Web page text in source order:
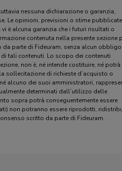
nessuna dichiarazione o garanzia,
Le opinioni, previsioni o stime
è alcuna garanzia che i futuri risultati o
contenuta nella presente sezione
parte di Fideuram, senza alcun
tali contenuti. Lo scopo dei contenuti
non è, né intende costituire, né potrà
sollecitazione di richieste d’acquisto o
alcuno dei suoi amministratori,
determinati dall’utilizzo delle
sopra potrà conseguentemente essere
non potranno essere riprodotti,
scritto da parte di Fideuram.